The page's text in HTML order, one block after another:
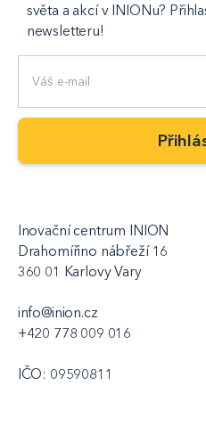
světa a akcí v INIONu?
newsletteru!
Inovační centrum INION
Drahomířino nábřeží 16
360 01 Karlovy Vary
info@inion.cz
+420 778 009 016
IČO: 09590811